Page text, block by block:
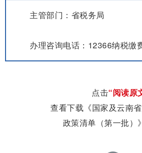
主管部门：省税务局
办理咨询电话：12366纳税缴
点击“阅读原
查看下载《国家及云南
政策清单（第一批）